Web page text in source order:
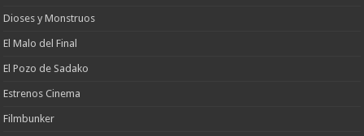
Dioses y Monstruos
El Malo del Final
El Pozo de Sadako
Estrenos Cinema
Filmbunker